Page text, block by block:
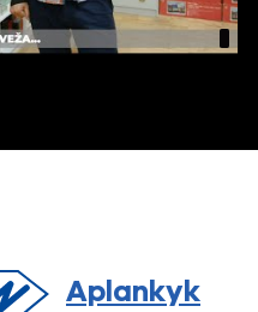
Aplankyk